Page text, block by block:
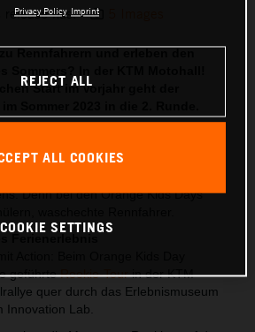
release has:
Start im Vorjahr geht der
9 Jahren erfahren in der KTM Motohall
Denn bei den Orange Kids Days
geführteRookie-Tourin der KTM
quer durch das Erlebnismuseum
Innovation Lab.
Privacy Policy Imprint
REJECT ALL
ALL COOKIES
COOKIE SETTINGS